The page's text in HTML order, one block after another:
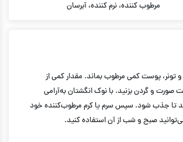
مرطوب کننده، نرم کننده، آبرسان
پوست کمی مرطوب بماند. مقدار کمی از
و گردن بزنید. با نوک انگشتان به‌آرامی
تا جذب شود. سپس سرم یا کرم مرطوب‌کننده خود
صبح و شب از آن استفاده کنید.